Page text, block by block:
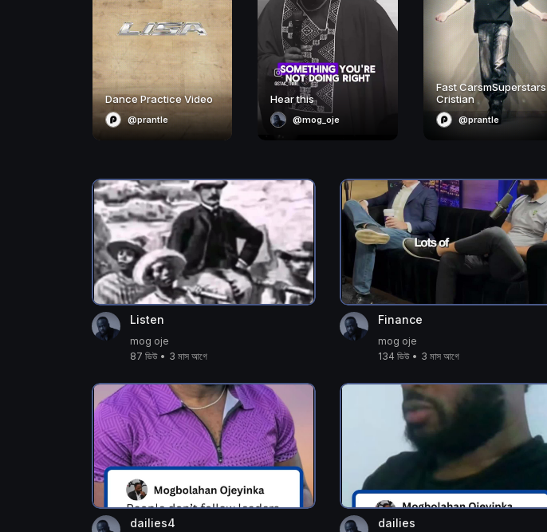
Dance Practice Video
@prantle
Hear this
@mog_oje
Fast CarsmSuperstars
Cristian
@prantle
Listen
mog oje
87 ভিউ • 3 মাস আগে
Finance
mog oje
134 ভিউ • 3 মাস আগে
dailies4 dailies